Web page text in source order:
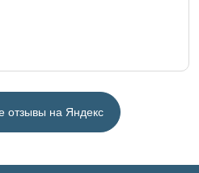
отзывы на Яндекс